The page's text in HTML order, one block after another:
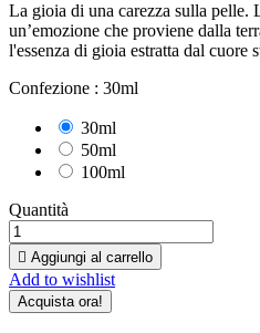
La gioia di una carezza sulla pelle.
un’emozione che proviene dalla
l'essenza di gioia estratta dal cuore
Confezione : 30ml
30ml
50ml
100ml
Quantità
 Aggiungi al carrello
Add to wishlist
Acquista ora!